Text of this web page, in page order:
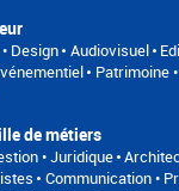
Design Audiovisuel
Patrimoine
de métiers
• Juridique
Communication •